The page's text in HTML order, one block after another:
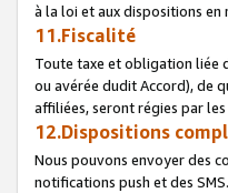
à la loi et aux dispositions
11.Fiscalité
Toute taxe et obligation liée
ou avérée dudit Accord), de
affiliées, seront régies par
12.Dispositions
Nous pouvons envoyer des
notifications push et des